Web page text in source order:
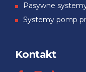
Pasywne
Systemy pomp
Kontakt